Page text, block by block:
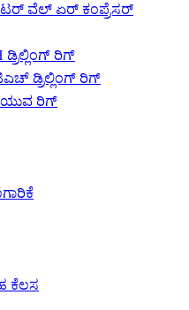
ವೆಲ್ ಏರ್ ಕಂಪ್ರೆಸರ್
ಡ್ರಿಲ್ಲಿಂಗ್ ರಿಗ್
ಡ್ರಿಲ್ಲಿಂಗ್ ರಿಗ್
ರಿಗ್
ಕೆಲಸ